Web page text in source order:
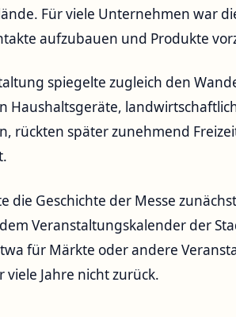
Für viele Unternehmen war
aufzubauen und Produkte
spiegelte zugleich den
Haushaltsgeräte,
rückten später zunehmend
die Geschichte der Messe
Veranstaltungskalender der
für Märkte oder andere
viele Jahre nicht zurück.